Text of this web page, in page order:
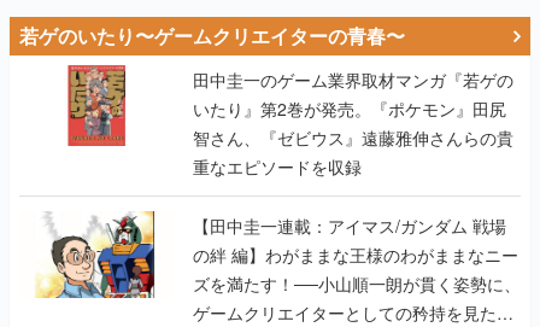
若ゲのいたり〜ゲームクリエイターの青春〜
田中圭一のゲーム業界取材マンガ『若ゲの
いたり』第2巻が発売。『ポケモン』田尻
智さん、『ゼビウス』遠藤雅伸さんらの貴
重なエピソードを収録
【田中圭一連載：アイマス/ガンダム 戦場
の絆 編】わがままな王様のわがままなニー
ズを満たす！──小山順一朗が貫く姿勢に、
ゲームクリエイターとしての矜持を見た